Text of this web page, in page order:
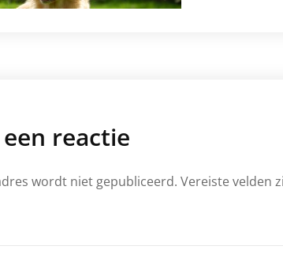
reactie
wordt niet gepubliceerd. Vereiste velden